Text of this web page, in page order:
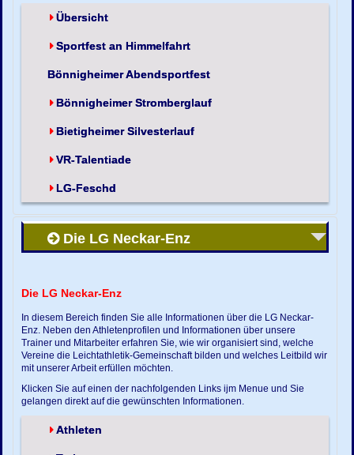
Übersicht
Sportfest an Himmelfahrt
Bönnigheimer Abendsportfest
Bönnigheimer Stromberglauf
Bietigheimer Silvesterlauf
VR-Talentiade
LG-Feschd
Die LG Neckar-Enz
Die LG Neckar-Enz
In diesem Bereich finden Sie alle Informationen über die LG Neckar-
Enz. Neben den Athletenprofilen und Informationen über unsere
Trainer und Mitarbeiter erfahren Sie, wie wir organisiert sind, welche
Vereine die Leichtathletik-Gemeinschaft bilden und welches Leitbild wir
mit unserer Arbeit erfüllen möchten.
Klicken Sie auf einen der nachfolgenden Links ijm Menue und Sie
gelangen direkt auf die gewünschten Informationen.
Athleten